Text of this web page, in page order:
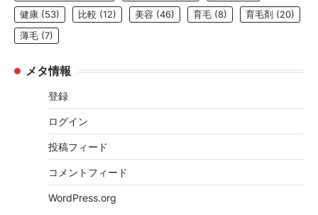
健康 (53) 比較 (12) 美容 (46) 育毛 (8) 育毛剤 (20)
薄毛 (7)
メタ情報
登録
ログイン
投稿フィード
コメントフィード
WordPress.org